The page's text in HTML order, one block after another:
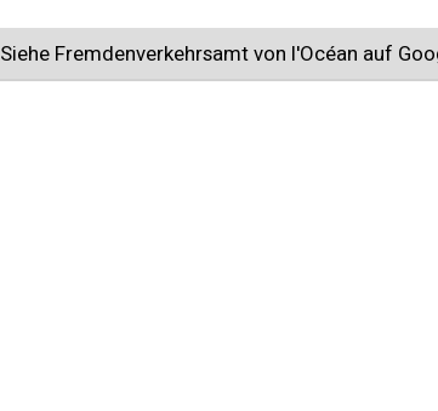
Siehe Fremdenverkehrsamt von l'Océan auf